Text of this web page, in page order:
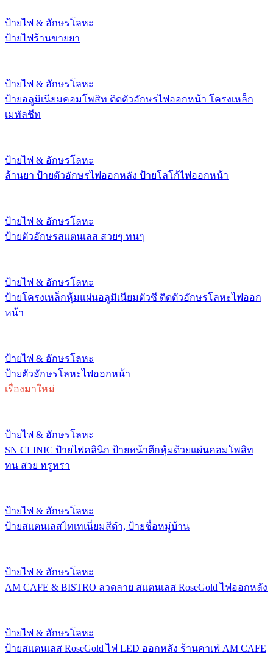
ป้ายไฟ & อักษรโลหะ
ป้ายไฟร้านขายยา
ป้ายไฟ & อักษรโลหะ
ป้ายอลูมิเนียมคอมโพสิท ติดตัวอักษรไฟออกหน้า โครงเหล็ก
เมทัลชีท
ป้ายไฟ & อักษรโลหะ
ล้านยา ป้ายตัวอักษรไฟออกหลัง ป้ายโลโก้ไฟออกหน้า
ป้ายไฟ & อักษรโลหะ
ป้ายตัวอักษรสแตนเลส สวยๆ ทนๆ
ป้ายไฟ & อักษรโลหะ
ป้ายโครงเหล็กหุ้มแผ่นอลูมิเนียมตัวซี ติดตัวอักษรโลหะไฟออก
หน้า
ป้ายไฟ & อักษรโลหะ
ป้ายตัวอักษรโลหะไฟออกหน้า
เรื่องมาใหม่
ป้ายไฟ & อักษรโลหะ
SN CLINIC ป้ายไฟคลินิก ป้ายหน้าตึกหุ้มด้วยแผ่นคอมโพสิท
ทน สวย หรูหรา
ป้ายไฟ & อักษรโลหะ
ป้ายสแตนเลสไทเทเนี่ยมสีดำ, ป้ายชื่อหมู่บ้าน
ป้ายไฟ & อักษรโลหะ
AM CAFE & BISTRO ลวดลาย สแตนเลส RoseGold ไฟออกหลัง
ป้ายไฟ & อักษรโลหะ
ป้ายสแตนเลส RoseGold ไฟ LED ออกหลัง ร้านคาเฟ่ AM CAFE